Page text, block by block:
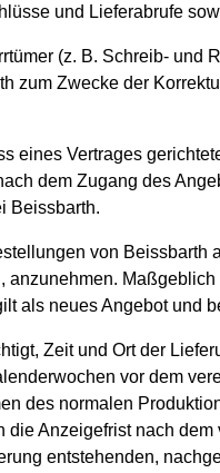
und Lieferabrufe
(z. B. Schreib-
zum Zwecke der
eines Vertrages
dem Zugang des
Beissbarth.
von
anzunehmen.
als neues Angebot und
Zeit und Ort der
vor dem
des normalen
Anzeigefrist nach
entstehenden,